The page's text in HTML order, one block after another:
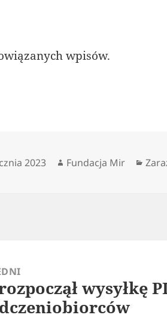
wpisów.
2023 Autor
Fundacja Mir
wysyłkę